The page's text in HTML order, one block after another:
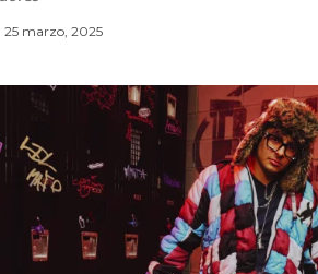
25 marzo, 2025